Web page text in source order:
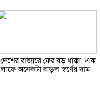
দেশের বাজারে ফের বড় ধাক্কা: এক
লাফে অনেকটা বাড়ল স্বর্ণের দাম